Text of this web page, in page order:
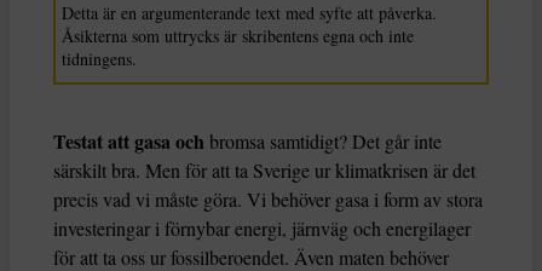
Detta är en argumenterande text med syfte att påverka.
Åsikterna som uttrycks är skribentens egna och inte
tidningens.
Testat att gasa och bromsa samtidigt? Det går inte
särskilt bra. Men för att ta Sverige ur klimatkrisen är det
precis vad vi måste göra. Vi behöver gasa i form av stora
investeringar i förnybar energi, järnväg och energilager
för att ta oss ur fossilberoendet. Även maten behöver